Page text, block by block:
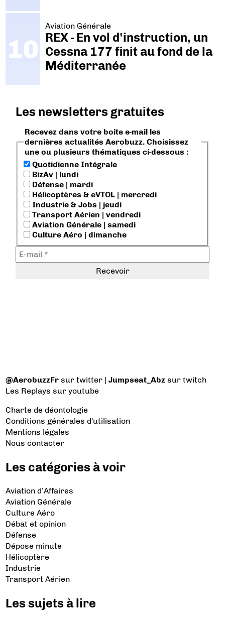
Aviation Générale
REX - En vol d'instruction, un
Cessna 177 finit au fond de la
Méditerranée
Les newsletters gratuites
Recevez dans votre boite e-mail les
dernières actualités Aerobuzz. Choisissez
une ou plusieurs thématiques ci-dessous :
Quotidienne Intégrale
BizAv | lundi
Défense | mardi
Hélicoptères & eVTOL | mercredi
Industrie & Jobs | jeudi
Transport Aérien | vendredi
Aviation Générale | samedi
Culture Aéro | dimanche
@AerobuzzFr sur twitter |Jumpseat_Abz sur twitch
Les Replays sur youtube
Charte de déontologie
Conditions générales d'utilisation
Mentions légales
Nous contacter
Les catégories à voir
Aviation d’Affaires
Aviation Générale
Culture Aéro
Débat et opinion
Défense
Dépose minute
Hélicoptère
Industrie
Transport Aérien
Les sujets à lire